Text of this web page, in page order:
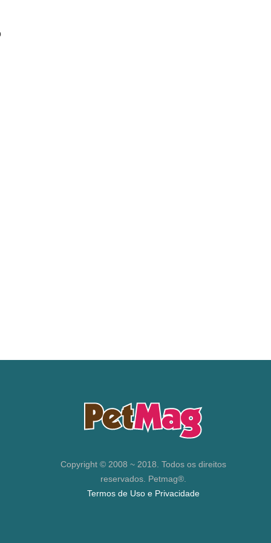
Copyright © 2008 ~ 2018. Todos os direitos
reservados. Petmag®.
Termos de Uso e Privacidade